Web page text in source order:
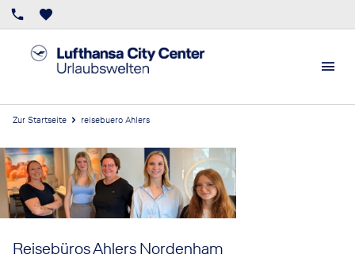
Zur Startseite reisebuero Ahlers
Reisebüros Ahlers Nordenham